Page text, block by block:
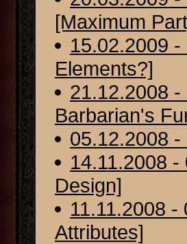
[Maximum
15.02.2009
Elements?]
21.12.2008 -
Barbarian's
05.12.2008
14.11.2008
Design]
11.11.2008
Attributes]